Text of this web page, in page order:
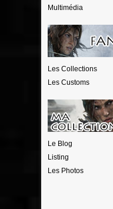
Multimédia
Les Collections
Les Customs
Le Blog
Listing
Les Photos